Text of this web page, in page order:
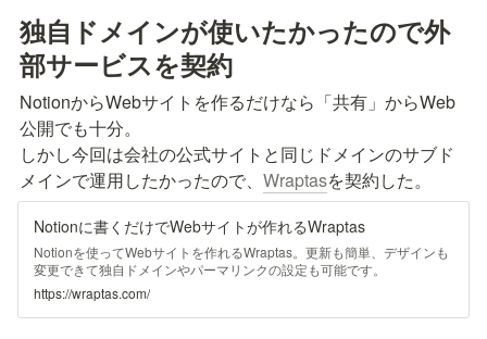
独自ドメインが使いたかったので外
部サービスを契約
NotionからWebサイトを作るだけなら「共有」からWeb
公開でも十分。
しかし今回は会社の公式サイトと同じドメインのサブド
メインで運用したかったので、 Wraptasを契約した。
Notionに書くだけでWebサイトが作れるWraptas
Notionを使ってWebサイトを作れるWraptas。更新も簡単、デザインも
変更できて独自ドメインやパーマリンクの設定も可能です。
https://wraptas.com/